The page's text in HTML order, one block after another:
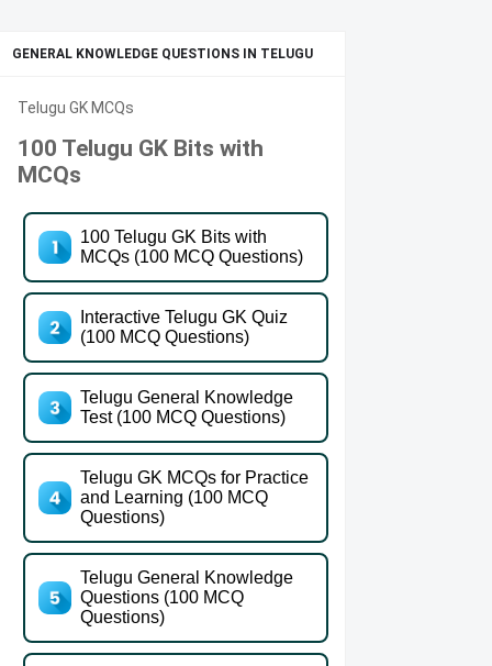
GENERAL KNOWLEDGE QUESTIONS IN TELUGU
Telugu GK MCQs
100 Telugu GK Bits with
MCQs
100 Telugu GK Bits with
MCQs (100 MCQ Questions)
Interactive Telugu GK Quiz
(100 MCQ Questions)
Telugu General Knowledge
Test (100 MCQ Questions)
Telugu GK MCQs for Practice
and Learning (100 MCQ
Questions)
Telugu General Knowledge
Questions (100 MCQ
Questions)